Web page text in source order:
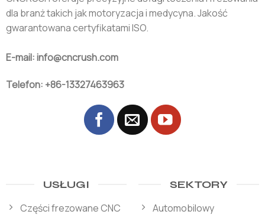
dla branż takich jak motoryzacja i medycyna. Jakość
gwarantowana certyfikatami ISO.
E-mail: info@cncrush.com
Telefon: +86-13327463963
USŁUGI
Części frezowane CNC
SEKTORY
Automobilowy